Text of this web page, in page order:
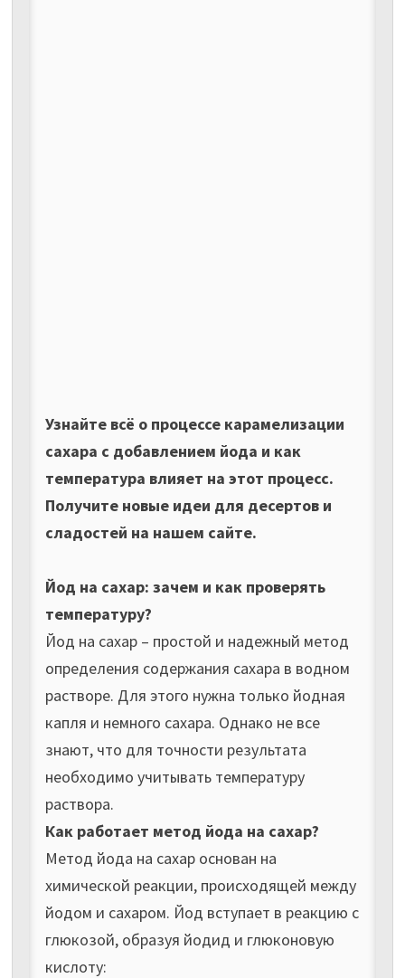
Узнайте всё о процессе карамелизации
сахара с добавлением йода и как
температура влияет на этот процесс.
Получите новые идеи для десертов и
сладостей на нашем сайте.
Йод на сахар: зачем и как проверять
температуру?
Йод на сахар – простой и надежный метод
определения содержания сахара в водном
растворе. Для этого нужна только йодная
капля и немного сахара. Однако не все
знают, что для точности результата
необходимо учитывать температуру
раствора.
Как работает метод йода на сахар?
Метод йода на сахар основан на
химической реакции, происходящей между
йодом и сахаром. Йод вступает в реакцию с
глюкозой, образуя йодид и глюконовую
кислоту: